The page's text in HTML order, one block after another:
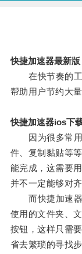
快捷加速器最新版
在快节奏的工
帮助用户节约大量
快捷加速器ios下
因为很多常用
件、复制黏贴等
能完成，这需要
并不一定能够对
而快捷加速器
使用的文件夹、
按钮，这样只需
省去繁琐的寻找步